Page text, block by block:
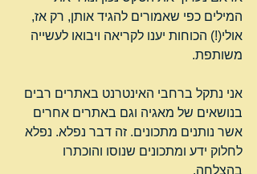
המילים כפי שאמורים להגיד אותן, רק אז,
אולי(!) הכוחות יענו לקריאה ויבואו לעשייה
משותפת.
אני נתקל ברחבי האינטרנט באתרים רבים
בנושאים של מאגיה וגם באתרים אחרים
אשר נותנים מתכונים. זה דבר נפלא. נפלא
לחלוק ידע ומתכונים שנוסו והוכתרו
בהצלחה.